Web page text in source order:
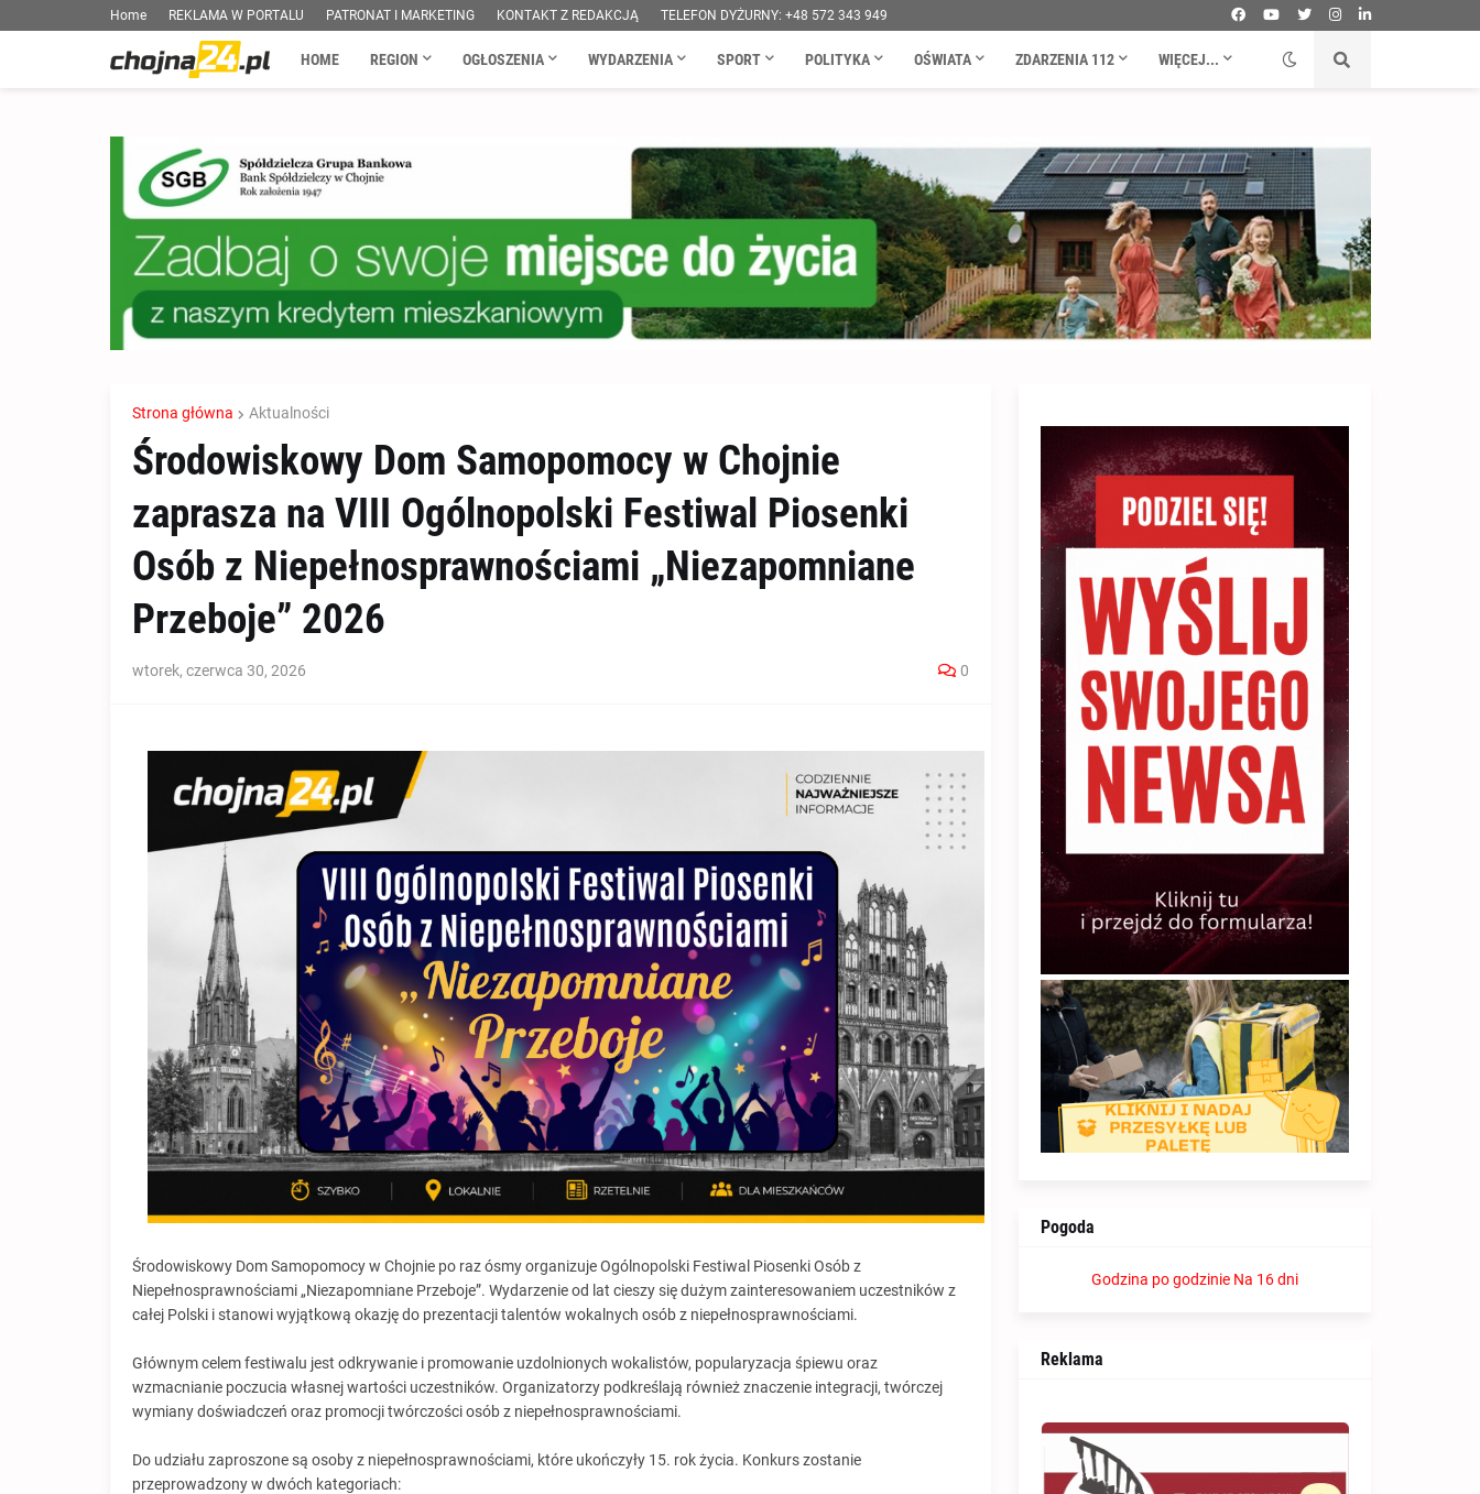
Home REKLAMA W PORTALU PATRONAT I MARKETING KONTAKT Z REDAKCJĄ TELEFON DYŻURNY: +48 572 343 949
HOME REGION OGŁOSZENIA WYDARZENIA SPORT POLITYKA OŚWIATA ZDARZENIA 112 WIĘCEJ...
Strona główna Aktualności
Środowiskowy Dom Samopomocy w Chojnie
zaprasza na VIII Ogólnopolski Festiwal Piosenki
Osób z Niepełnosprawnościami „Niezapomniane
Przeboje” 2026
wtorek, czerwca 30, 2026 0
Środowiskowy Dom Samopomocy w Chojnie po raz ósmy organizuje Ogólnopolski Festiwal Piosenki Osób z
Niepełnosprawnościami „Niezapomniane Przeboje”. Wydarzenie od lat cieszy się dużym zainteresowaniem uczestników z
całej Polski i stanowi wyjątkową okazję do prezentacji talentów wokalnych osób z niepełnosprawnościami.
Głównym celem festiwalu jest odkrywanie i promowanie uzdolnionych wokalistów, popularyzacja śpiewu oraz
wzmacnianie poczucia własnej wartości uczestników. Organizatorzy podkreślają również znaczenie integracji, twórczej
wymiany doświadczeń oraz promocji twórczości osób z niepełnosprawnościami.
Do udziału zaproszone są osoby z niepełnosprawnościami, które ukończyły 15. rok życia. Konkurs zostanie
przeprowadzony w dwóch kategoriach:
Pogoda
Godzina po godzinie Na 16 dni
Reklama